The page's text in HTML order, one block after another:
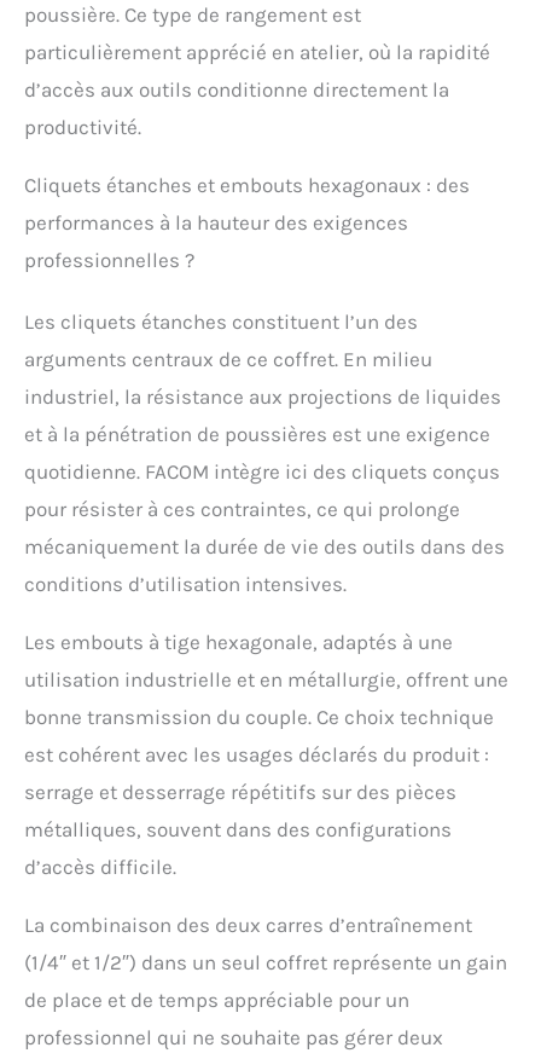
empreintes : Philips,
Pozidriv, plates,
Resistorx — pour une
POLYVALENTE ET AXÉE
SUR LE CONTRÔLE:
une poignée type
tournevis et un porte-
travail dans les espaces
exigus ou difficiles
ET PRATICITÉ OPTIMALES:
Livré dans une MBOX
FACOM robuste et
compacte, avec un
plateau thermoformé et
identifier facilement vos
outils FOURNI AVEC: 2
et 1/2”), 26 douilles
métriques 6 pans, 21
embouts 1/4”, rallonges,
cardans, poignée type
tournevis, porte-embout,
DÉCOUVREZ
L’EXCELLENCE DU
Avec les outils de
précision FACOM,
poussière. Ce type de rangement est
particulièrement apprécié en atelier, où la rapidité
d’accès aux outils conditionne directement la
productivité.
Cliquets étanches et embouts hexagonaux : des
performances à la hauteur des exigences
professionnelles ?
Les cliquets étanches constituent l’un des
arguments centraux de ce coffret. En milieu
industriel, la résistance aux projections de liquides
et à la pénétration de poussières est une exigence
quotidienne. FACOM intègre ici des cliquets conçus
pour résister à ces contraintes, ce qui prolonge
mécaniquement la durée de vie des outils dans des
conditions d’utilisation intensives.
Les embouts à tige hexagonale, adaptés à une
utilisation industrielle et en métallurgie, offrent une
bonne transmission du couple. Ce choix technique
est cohérent avec les usages déclarés du produit :
serrage et desserrage répétitifs sur des pièces
métalliques, souvent dans des configurations
d’accès difficile.
La combinaison des deux carres d’entraînement
(1/4″ et 1/2″) dans un seul coffret représente un gain
de place et de temps appréciable pour un
professionnel qui ne souhaite pas gérer deux